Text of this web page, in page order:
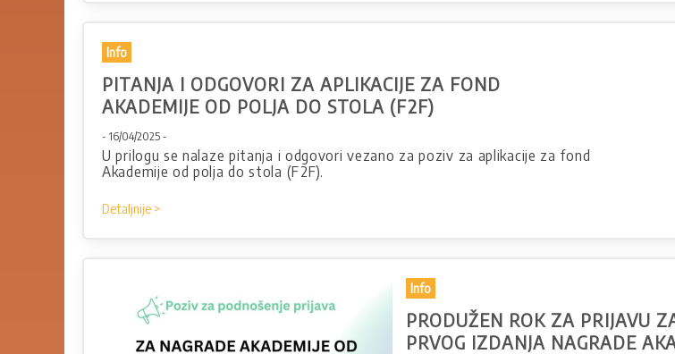
Info
PITANJA I ODGOVORI ZA APLIKACIJE ZA FOND
AKADEMIJE OD POLJA DO STOLA (F2F)
- 16/04/2025 -
U prilogu se nalaze pitanja i odgovori vezano za poziv za aplikacije za fond
Akademije od polja do stola (F2F).
Detaljnije >
Info
PRODUŽEN ROK ZA PRIJAVU
PRVOG IZDANJA NAGRADE